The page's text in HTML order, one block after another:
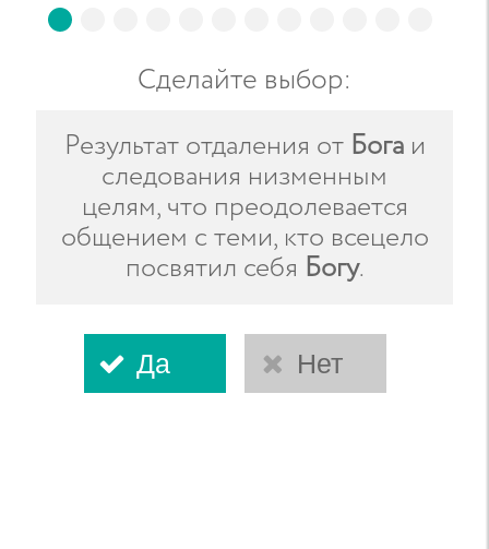
Сделайте выбор:
Результат отдаления от Богаи
следования низменным
целям, что преодолевается
общением с теми, кто всецело
посвятил себя Богу.
Да Нет